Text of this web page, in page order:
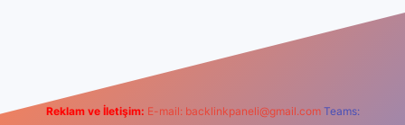
Reklam ve İletişim: E-mail: backlinkpaneli@gmail.com Teams: